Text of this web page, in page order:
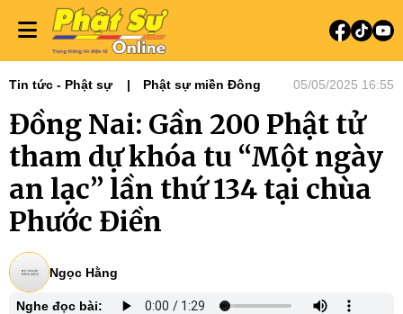
Tin tức - Phật sự Phật sự miền Đông 05/05/2025 16:55
Đồng Nai: Gần 200 Phật tử
tham dự khóa tu “Một ngày
an lạc” lần thứ 134 tại chùa
Phước Điền
Ngọc Hằng
Nghe đọc bài: